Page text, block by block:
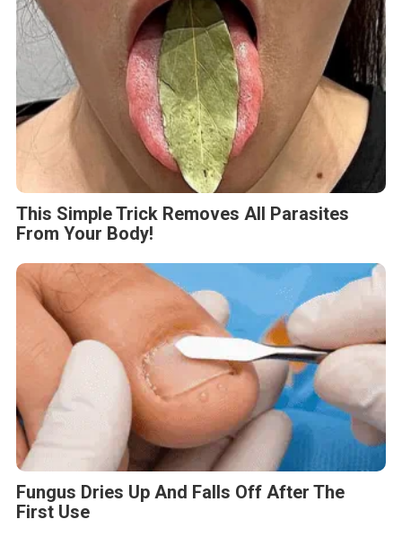
This Simple Trick Removes All Parasites
From Your Body!
Fungus Dries Up And Falls Off After The
First Use